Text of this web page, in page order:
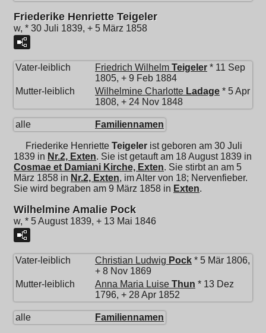
Friederike Henriette Teigeler
w, * 30 Juli 1839, + 5 März 1858
Vater-leiblich Friedrich Wilhelm Teigeler * 11 Sep
1805, + 9 Feb 1884
Mutter-leiblich
Wilhelmine Charlotte Ladage * 5 Apr
1808, + 24 Nov 1848
alle Familiennamen
Friederike Henriette Teigeler ist geboren am 30 Juli
1839 in Nr.2, Exten. Sie ist getauft am 18 August 1839 in
Cosmae et Damiani Kirche, Exten. Sie stirbt an am 5
März 1858 in Nr.2, Exten, im Alter von 18; Nervenfieber.
Sie wird begraben am 9 März 1858 in Exten.
Wilhelmine Amalie Pock
w, * 5 August 1839, + 13 Mai 1846
Vater-leiblich Christian Ludwig Pock * 5 Mär 1806,
+ 8 Nov 1869
Mutter-leiblich
Anna Maria Luise Thun * 13 Dez
1796, + 28 Apr 1852
alle Familiennamen